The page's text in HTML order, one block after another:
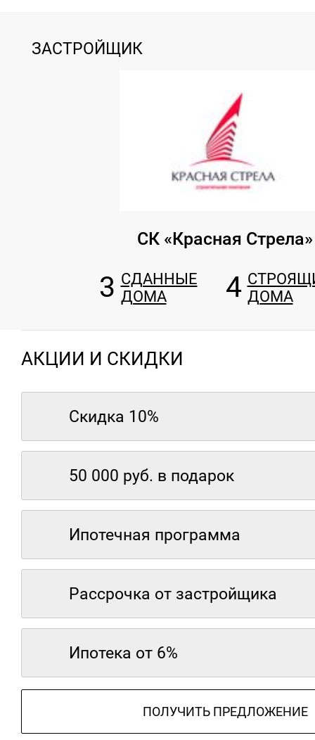
ЗАСТРОЙЩИК
СК «Красная Стрела»
3 СДАННЫЕ
ДОМА
4 ДОМА
АКЦИИ И СКИДКИ
Скидка 10%
50 000 руб. в подарок
Ипотечная программа
Рассрочка от застройщика
Ипотека от 6%
ПОЛУЧИТЬ ПРЕДЛОЖЕНИЕ